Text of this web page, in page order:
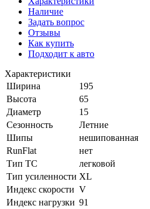
Наличие
Задать вопрос
Отзывы
Как купить
Подходит к авто
Характеристики
Ширина
195
Высота
65
Диаметр
15
Сезонность
Летние
Шипы
нешипованная
RunFlat
нет
Тип ТС
легковой
Тип усиленности XL
Индекс скорости V
Индекс нагрузки 91